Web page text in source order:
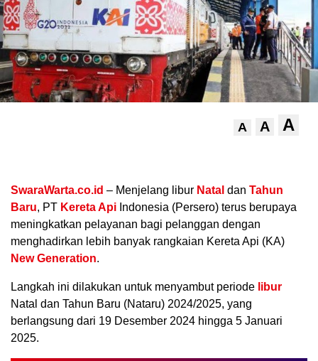
A A A
SwaraWarta.co.id – Menjelang libur Natal dan Tahun
Baru, PT Kereta Api Indonesia (Persero) terus berupaya
meningkatkan pelayanan bagi pelanggan dengan
menghadirkan lebih banyak rangkaian Kereta Api (KA)
New Generation.
Langkah ini dilakukan untuk menyambut periode libur
Natal dan Tahun Baru (Nataru) 2024/2025, yang
berlangsung dari 19 Desember 2024 hingga 5 Januari
2025.